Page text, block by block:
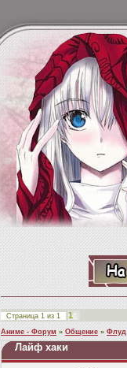
Страница 1 из 1 1
Аниме - Форум » Общение » Флуд
Лайф хаки